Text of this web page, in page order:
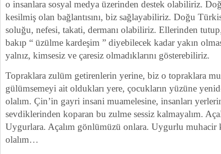
o insanlara sosyal medya üzerinden destek olabiliriz.
kesilmiş olan bağlantısını, biz sağlayabiliriz. Doğu
soluğu, nefesi, takati, dermanı olabiliriz. Ellerinden
bakıp “ üzülme kardeşim ” diyebilecek kadar yakın
yalnız, kimsesiz ve çaresiz olmadıklarını gösterebiliriz.
Topraklara zulüm getirenlerin yerine, biz o topraklara
gülümsemeyi ait oldukları yere, çocukların yüzüne
olalım. Çin’in gayri insani muamelesine, insanları
sevdiklerinden koparan bu zulme sessiz kalmayalım.
Uygurlara. Açalım gönlümüzü onlara. Uygurlu muhacir
olalım…